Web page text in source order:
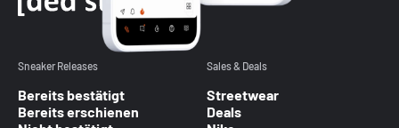
Sneaker Releases
Bereits bestätigt
Bereits erschienen
Sales & Deals
Streetwear
Deals